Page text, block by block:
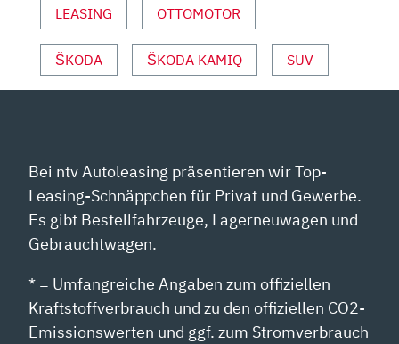
LEASING OTTOMOTOR
ŠKODA ŠKODA KAMIQ SUV
Bei ntv Autoleasing präsentieren wir Top-
Leasing-Schnäppchen für Privat und Gewerbe.
Es gibt Bestellfahrzeuge, Lagerneuwagen und
Gebrauchtwagen.
* = Umfangreiche Angaben zum offiziellen
Kraftstoffverbrauch und zu den offiziellen CO2-
Emissionswerten und ggf. zum Stromverbrauch